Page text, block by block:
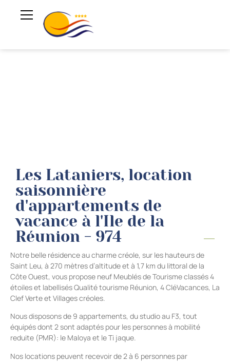
Les Lataniers, location
saisonnière
d'appartements de
vacance à l'Ile de la
Réunion - 974
Notre belle résidence au charme créole, sur les hauteurs de
Saint Leu, à 270 mètres d’altitude et à 1,7 km du littoral de la
Côte Ouest, vous propose neuf Meublés de Tourisme classés 4
étoiles et labellisés Qualité tourisme Réunion, 4 CléVacances, La
Clef Verte et Villages créoles.
Nous disposons de 9 appartements, du studio au F3, tout
équipés dont 2 sont adaptés pour les personnes à mobilité
reduite (PMR): le Maloya et le Ti jaque.
Nos locations peuvent recevoir de 2 à 6 personnes par